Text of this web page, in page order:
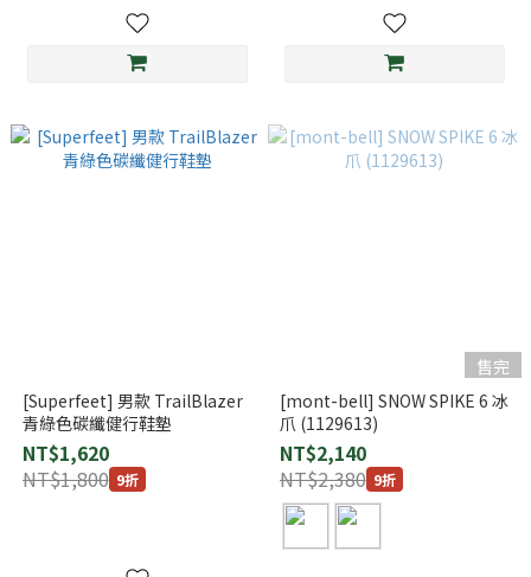
[Superfeet] 男款 TrailBlazer
青綠色碳纖健行鞋墊
NT$1,620
NT$1,800 9折
售完
[mont-bell] SNOW SPIKE 6 冰
爪 (1129613)
NT$2,140
NT$2,380 9折